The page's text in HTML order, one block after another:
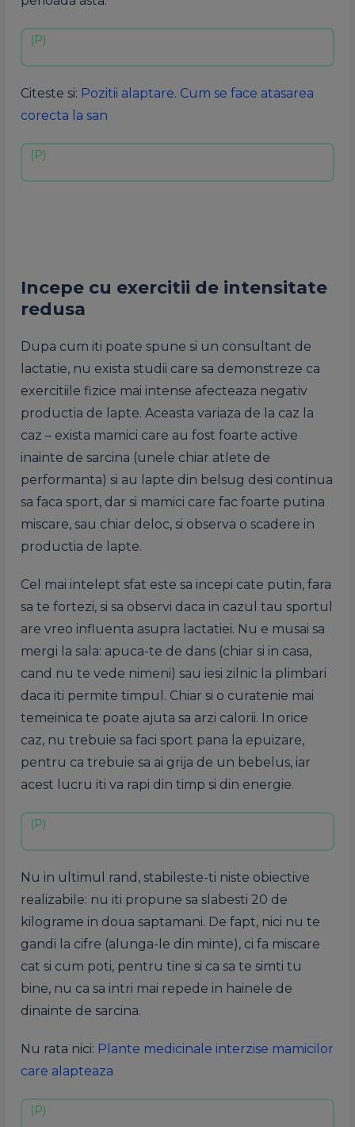
Citeste si: Pozitii alaptare. Cum se face atasarea
corecta la san
Incepe cu exercitii de intensitate
redusa
Dupa cum iti poate spune si un consultant de
lactatie, nu exista studii care sa demonstreze ca
exercitiile fizice mai intense afecteaza negativ
productia de lapte. Aceasta variaza de la caz la
caz – exista mamici care au fost foarte active
inainte de sarcina (unele chiar atlete de
performanta) si au lapte din belsug desi continua
sa faca sport, dar si mamici care fac foarte putina
miscare, sau chiar deloc, si observa o scadere in
productia de lapte.
Cel mai intelept sfat este sa incepi cate putin, fara
sa te fortezi, si sa observi daca in cazul tau sportul
are vreo influenta asupra lactatiei. Nu e musai sa
mergi la sala: apuca-te de dans (chiar si in casa,
cand nu te vede nimeni) sau iesi zilnic la plimbari
daca iti permite timpul. Chiar si o curatenie mai
temeinica te poate ajuta sa arzi calorii. In orice
caz, nu trebuie sa faci sport pana la epuizare,
pentru ca trebuie sa ai grija de un bebelus, iar
acest lucru iti va rapi din timp si din energie.
Nu in ultimul rand, stabileste-ti niste obiective
realizabile: nu iti propune sa slabesti 20 de
kilograme in doua saptamani. De fapt, nici nu te
gandi la cifre (alunga-le din minte), ci fa miscare
cat si cum poti, pentru tine si ca sa te simti tu
bine, nu ca sa intri mai repede in hainele de
dinainte de sarcina.
Nu rata nici: Plante medicinale interzise mamicilor
care alapteaza